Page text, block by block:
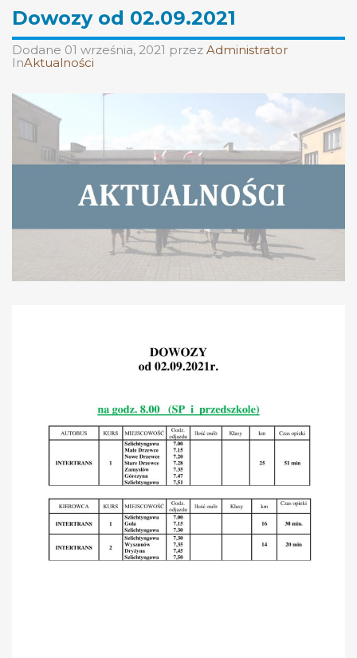
Dowozy od 02.09.2021
Dodane 01 września, 2021 przez Administrator
InAktualności